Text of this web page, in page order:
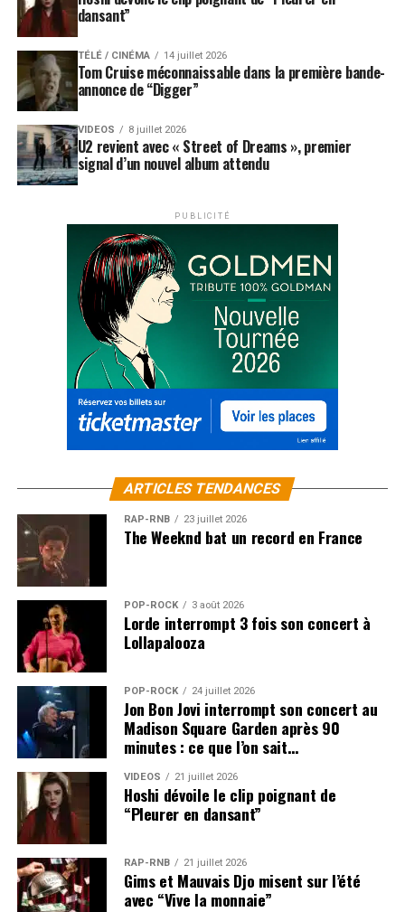
dansant”
TÉLÉ / CINÉMA 14 juillet 2026
Tom Cruise méconnaissable dans la première bande-
annonce de “Digger”
VIDEOS 8 juillet 2026
U2 revient avec « Street of Dreams », premier
signal d’un nouvel album attendu
PUBLICITÉ
ARTICLES TENDANCES
RAP-RNB 23 juillet 2026
The Weeknd bat un record en France
POP-ROCK 3 août 2026
Lorde interrompt 3 fois son concert à
Lollapalooza
POP-ROCK 24 juillet 2026
Jon Bon Jovi interrompt son concert au
Madison Square Garden après 90
minutes : ce que l’on sait…
VIDEOS 21 juillet 2026
Hoshi dévoile le clip poignant de
“Pleurer en dansant”
RAP-RNB 21 juillet 2026
Gims et Mauvais Djo misent sur l’été
avec “Vive la monnaie”